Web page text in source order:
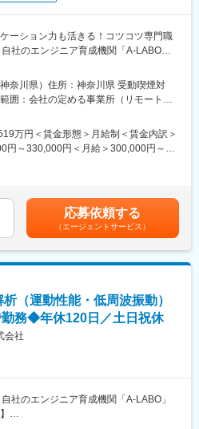
ーション力も活きる！コツコツ専門職
社のエンジニア育成機関「A-LABO」
せします。
送機器部品など、幅広い分野の構造解
した構造解析用モデルの作成
等）を用いたメッシュ生成および境界
考察、およびシミュレーション報告書
の技術的な打ち合わせ、および解析要
、I-DEAS、HyperMeshなど
DYNA、Ansysなど
奈川県）住所：神奈川県 受動喫煙対
囲：会社の定める事業所（リモートワ
万円＜賃金形態＞月給制＜賃金内訳＞
円～330,000円＜月給＞300,000円～
ます。月給(月額)は固定手当を含めた表
応募依頼する
（エージェントサービス）
（運動性能・低周波振動）
務◆年休120日／土日祝休
会社
社のエンジニア育成機関「A-LABO」